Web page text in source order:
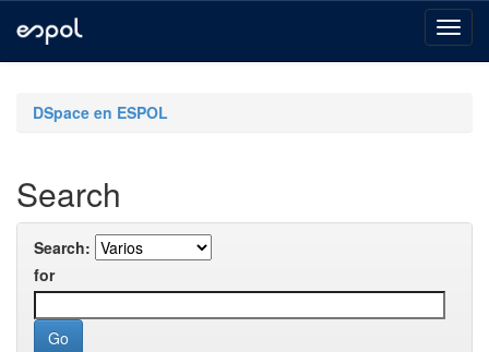
navigationDSpace en ESPOL
Search
Search:
for